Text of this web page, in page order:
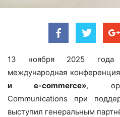
13 ноября 2025
международная конференция
и e-commerce»,
Communications при
выступил генеральным